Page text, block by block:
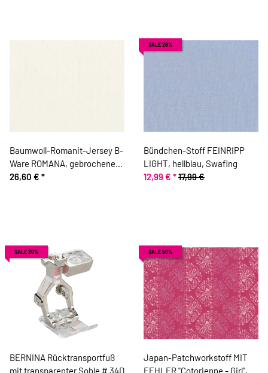
Baumwoll-Romanit-Jersey B-
Ware ROMANA, gebrochenes
weiß
26,60 € *
SALE 28%
Bündchen-Stoff FEINRIPP
LIGHT, hellblau, Swafing
12,99 € *17,99 €
SALE 20%
BERNINA Rücktransportfuß
mit transparenter Sohle # 34D
SALE 50%
Japan-Patchworkstoff MIT
FEHLER "Cotorienne - Girl",